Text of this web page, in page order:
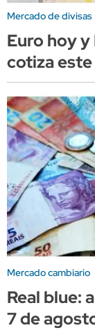
Mercado de divisas
Euro hoy
cotiza
Mercado cambiario
Real blue:
7 de